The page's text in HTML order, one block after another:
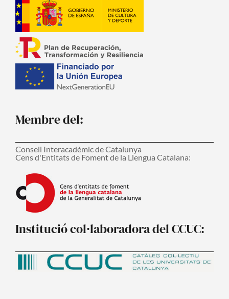
Membre del:
Consell Interacadèmic de Catalunya
Cens d'Entitats de Foment de la Llengua Catalana:
Institució col·laboradora del CCUC: